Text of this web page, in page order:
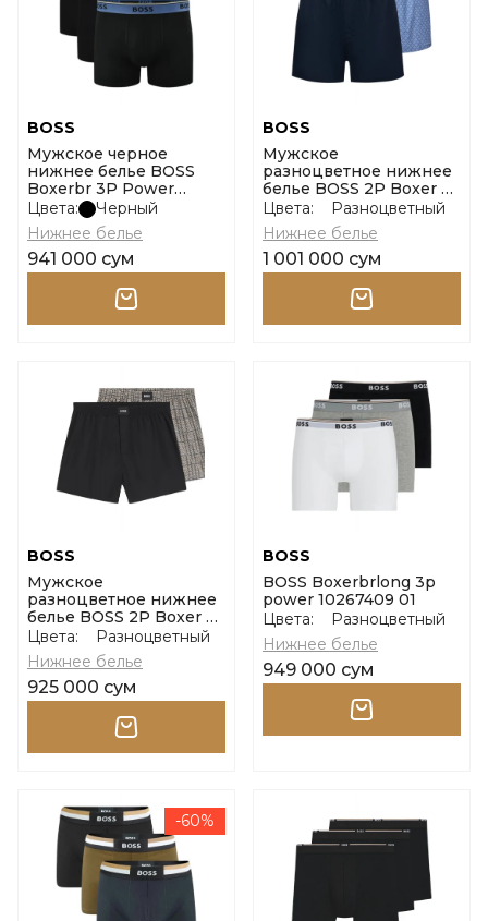
BOSS
Мужское черное
нижнее белье BOSS
Boxerbr 3P Power
размер m
Цвета:
Черный
Нижнее белье
941 000 сум
BOSS
Мужское
разноцветное нижнее
белье BOSS 2P Boxer S.
Cw Peach размер m
Цвета:
Разноцветный
Нижнее белье
1 001 000 сум
BOSS
Мужское
разноцветное нижнее
белье BOSS 2P Boxer S.
CW Peach размер s
Цвета:
Разноцветный
Нижнее белье
925 000 сум
BOSS
BOSS Boxerbrlong 3p
power 10267409 01
Цвета:
Разноцветный
Нижнее белье
949 000 сум
-60%